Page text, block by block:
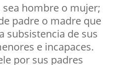
sea hombre o mujer;
padre o madre que
subsistencia de sus
e incapaces.
por sus padres